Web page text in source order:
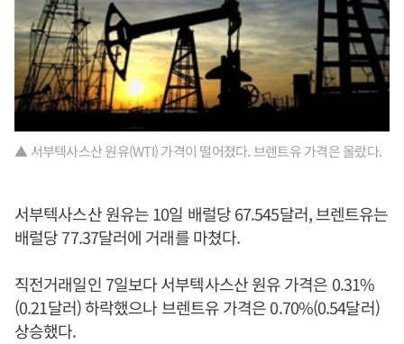
▲ 서부텍사스산 원유(WTI) 가격이 떨어졌다. 브렌트유 가격은 올랐다.
서부텍사스산 원유는 10일 배럴당 67.545달러, 브렌트유는
배럴당 77.37달러에 거래를 마쳤다.
직전거래일인 7일보다 서부텍사스산 원유 가격은 0.31%
(0.21달러) 하락했으나 브렌트유 가격은 0.70%(0.54달러)
상승했다.